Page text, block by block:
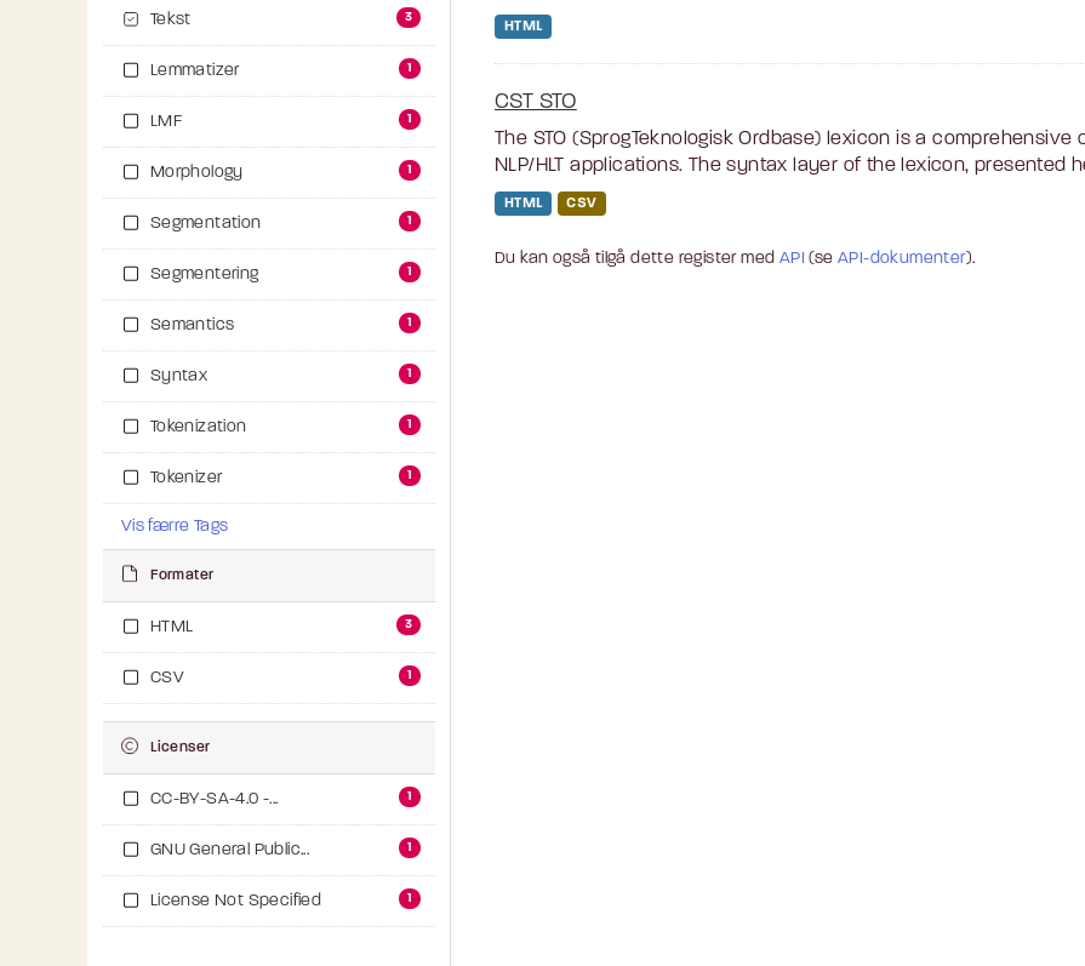
Tekst 3
Lemmatizer 1
LMF 1
Morphology 1
Segmentation 1
Segmentering 1
Semantics 1
Syntax 1
Tokenization 1
Tokenizer 1
Vis færre Tags
Formater
HTML 3
CSV 1
Licenser
CC-BY-SA-4.0 -... 1
GNU General Public... 1
License Not Specified 1
HTML
CST STO
The STO (SprogTeknologisk Ordbase) lexicon is a
NLP/HLT applications. The syntax layer of the lexicon, presented
HTML CSV
Du kan også tilgå dette register med API (seAPI-dokumenter).